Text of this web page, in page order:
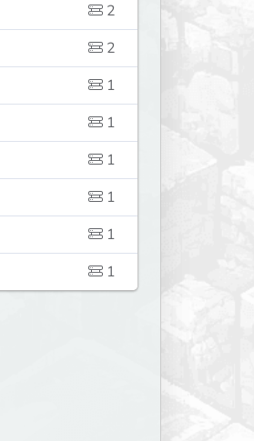
2
2
1
1
1
1
1
1